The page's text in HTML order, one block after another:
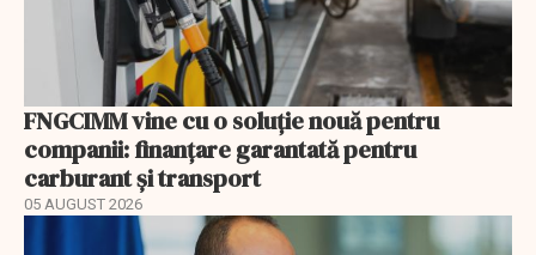
FNGCIMM vine cu o soluție nouă pentru
companii: finanțare garantată pentru
carburant și transport
05 AUGUST 2026